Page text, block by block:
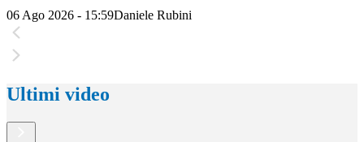
06 Ago 2026 - 15:59Daniele Rubini
Ultimi video